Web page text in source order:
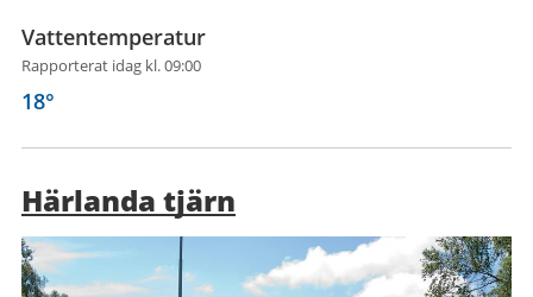
Vattentemperatur
Rapporterat idag kl. 09:00
18°
Härlanda tjärn